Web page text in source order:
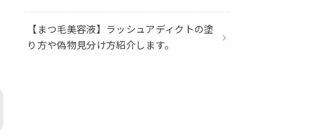
【まつ毛美容液】ラッシュアディクトの塗
り方や偽物見分け方紹介します。